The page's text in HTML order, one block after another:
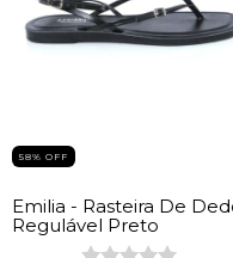
58% OFF
Emilia - Rasteira De
Regulável Preto